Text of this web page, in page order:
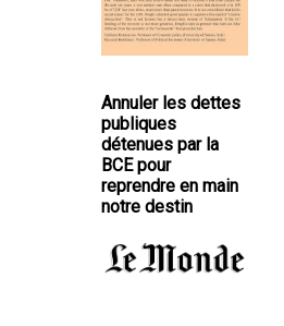
Annuler les dettes
publiques
détenues par la
BCE pour
reprendre en main
notre destin